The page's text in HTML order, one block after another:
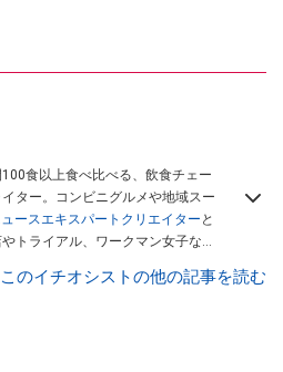
食以上食べ比べる、飲食チェー
ター。コンビニグルメや地域スー
ースエキスパートクリエイター と
トライアル、ワークマン女子など
集英社「週刊プレイボーイ」、宝島
このイチオシストの他の記事を読む